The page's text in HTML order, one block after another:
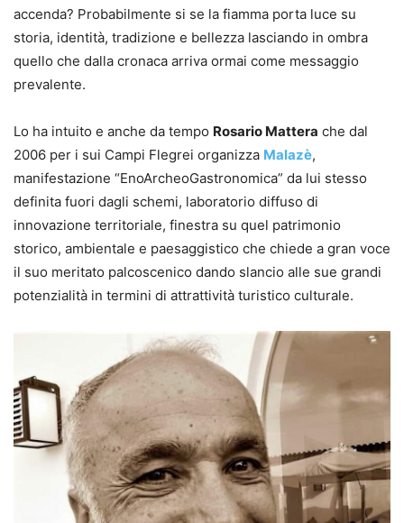
accenda? Probabilmente si se la fiamma porta luce su
storia, identità, tradizione e bellezza lasciando in ombra
quello che dalla cronaca arriva ormai come messaggio
prevalente.
Lo ha intuito e anche da tempo Rosario Mattera che dal
2006 per i sui Campi Flegrei organizza Malazè,
manifestazione “EnoArcheoGastronomica” da lui stesso
definita fuori dagli schemi, laboratorio diffuso di
innovazione territoriale, finestra su quel patrimonio
storico, ambientale e paesaggistico che chiede a gran voce
il suo meritato palcoscenico dando slancio alle sue grandi
potenzialità in termini di attrattività turistico culturale.